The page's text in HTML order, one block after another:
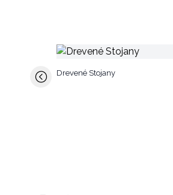
Drevené Stojany